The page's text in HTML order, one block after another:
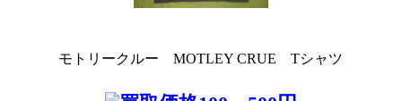
モトリークルー MOTLEY CRUE Tシャツ